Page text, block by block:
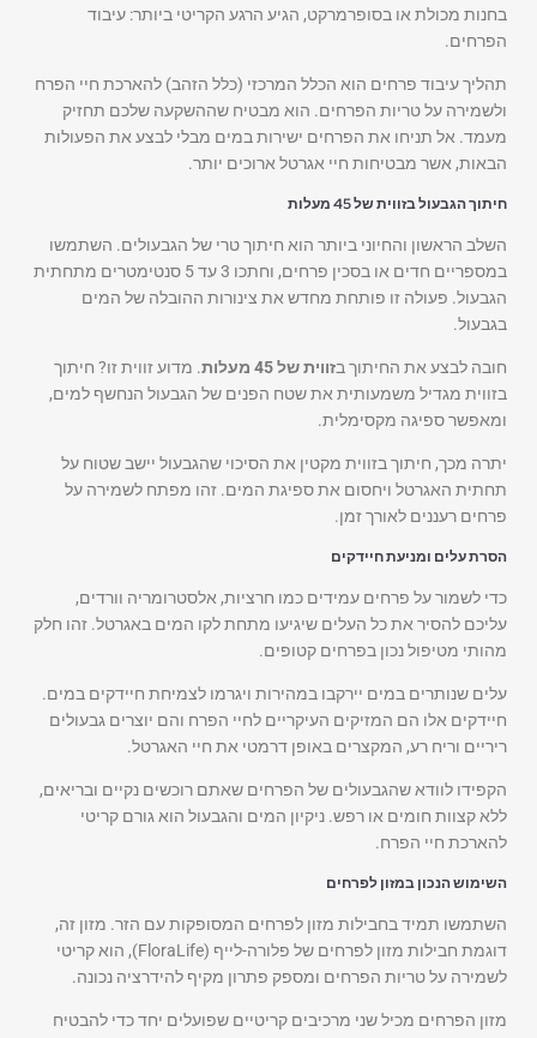
בחנות מכולת או בסופרמרקט, הגיע הרגע הקריטי ביותר: עיבוד
הפרחים.
תהליך עיבוד פרחים הוא הכלל המרכזי (כלל הזהב) להארכת חיי הפרח
ולשמירה על טריות הפרחים. הוא מבטיח שההשקעה שלכם תחזיק
מעמד. אל תניחו את הפרחים ישירות במים מבלי לבצע את הפעולות
הבאות, אשר מבטיחות חיי אגרטל ארוכים יותר.
חיתוך הגבעול בזווית של 45 מעלות
השלב הראשון והחיוני ביותר הוא חיתוך טרי של הגבעולים. השתמשו
במספריים חדים או בסכין פרחים, וחתכו 3 עד 5 סנטימטרים מתחתית
הגבעול. פעולה זו פותחת מחדש את צינורות ההובלה של המים
בגבעול.
חובה לבצע את החיתוך בזווית של 45 מעלות
. מדוע זווית זו? חיתוך
בזווית מגדיל משמעותית את שטח הפנים של הגבעול הנחשף למים,
ומאפשר ספיגה מקסימלית.
יתרה מכך, חיתוך בזווית מקטין את הסיכוי שהגבעול יישב שטוח על
תחתית האגרטל ויחסום את ספיגת המים. זהו מפתח לשמירה על
פרחים רעננים לאורך זמן.
הסרת עלים ומניעת חיידקים
כדי לשמור על פרחים עמידים כמו חרציות, אלסטרומריה וורדים,
עליכם להסיר את כל העלים שיגיעו מתחת לקו המים באגרטל. זהו חלק
מהותי מטיפול נכון בפרחים קטופים.
עלים שנותרים במים יירקבו במהירות ויגרמו לצמיחת חיידקים במים.
חיידקים אלו הם המזיקים העיקריים לחיי הפרח והם יוצרים גבעולים
ריריים וריח רע, המקצרים באופן דרמטי את חיי האגרטל.
הקפידו לוודא שהגבעולים של הפרחים שאתם רוכשים נקיים ובריאים,
ללא קצוות חומים או רפש. ניקיון המים והגבעול הוא גורם קריטי
להארכת חיי הפרח.
השימוש הנכון במזון לפרחים
השתמשו תמיד בחבילות מזון לפרחים המסופקות עם הזר. מזון זה,
דוגמת חבילות מזון לפרחים של פלורה-לייף (FloraLife), הוא קריטי
לשמירה על טריות הפרחים ומספק פתרון מקיף להידרציה נכונה.
מזון הפרחים מכיל שני מרכיבים קריטיים שפועלים יחד כדי להבטיח